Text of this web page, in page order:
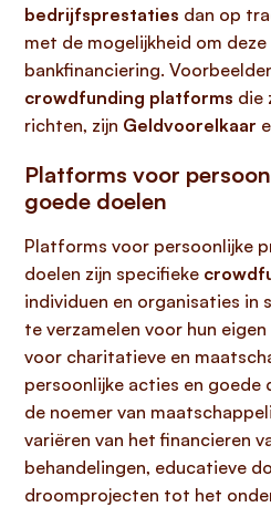
bedrijfsprestaties dan op
met de mogelijkheid om
bankfinanciering.
crowdfunding platforms die
richten, zijn Geldvoorelkaar
Platforms voor
goede doelen
Platforms voor persoonlijke
doelen zijn specifieke
individuen en organisaties in
te verzamelen voor hun
voor charitatieve en
persoonlijke acties en goede
de noemer van
variëren van het financieren
behandelingen, educatieve
droomprojecten tot het